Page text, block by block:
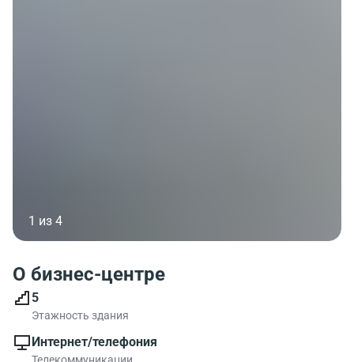
1 из 4
О бизнес-центре
5
Этажность здания
Интернет/телефония